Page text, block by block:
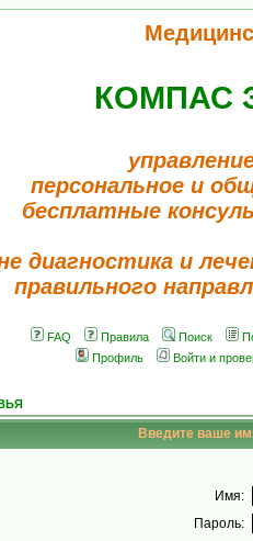
КОМПАС
персональное и
бесплатные
диагностика и
правильного
FAQ Правила Поиск
Профиль
Войти и
Введите ваше
Имя:
Пароль: